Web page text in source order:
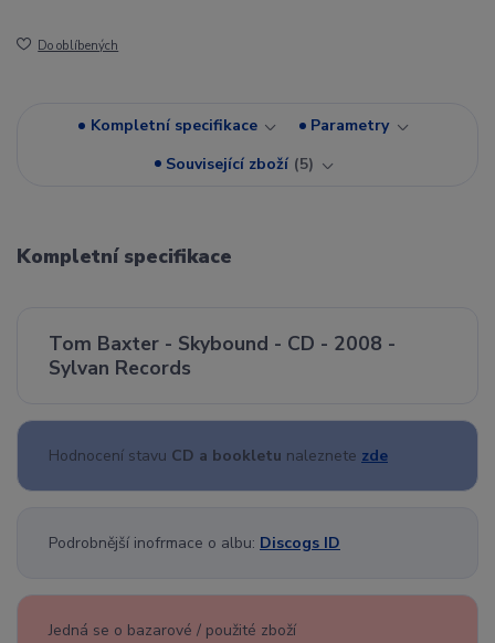
Do oblíbených
Kompletní specifikace
Parametry
Související zboží 5
Kompletní specifikace
Tom Baxter - Skybound - CD - 2008 -
Sylvan Records
Hodnocení stavu CD a bookletu naleznete zde
Podrobnější inofrmace o albu: Discogs ID
Jedná se o bazarové / použité zboží